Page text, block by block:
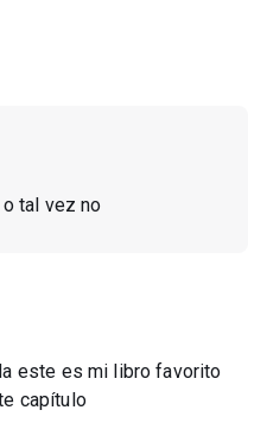
tal vez no
este es mi libro favorito
capítulo